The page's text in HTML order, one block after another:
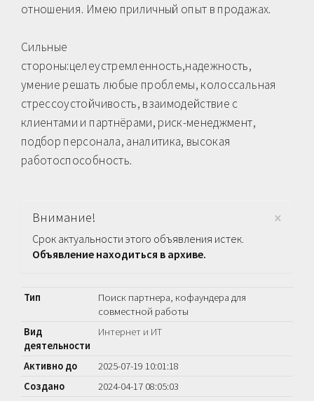
отношения. Имею приличный опыт в продажах.
Сильные
стороны:целеустремленность,надежность,
умение решать любые проблемы, колоссальная
стрессоустойчивость, взаимодействие с
клиентами и партнёрами, риск-менеджмент,
подбор персонала, аналитика, высокая
работоспособность.
×
Внимание!
Срок актуальности этого объявления истек.
Объявление находиться в архиве.
Тип
Поиск партнера, кофаундера для
совместной работы
Вид
деятельности
Интернет и ИТ
Активно до
2025-07-19 10:01:18
Создано
2024-04-17 08:05:03